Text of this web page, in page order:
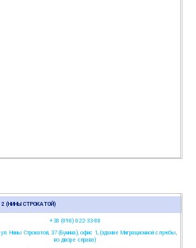
(НИНЫ СТРОКАТОЙ)
+38 (098) 022-33-88
Нины Строкатой, 37 (Бунина), офис 1, (здание Миграционной службы,
во дворе справа)